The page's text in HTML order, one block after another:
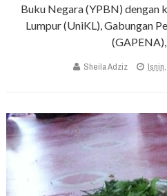
Buku Negara (YPBN) dengan
Lumpur (UniKL), Gabungan
Sheila Adziz